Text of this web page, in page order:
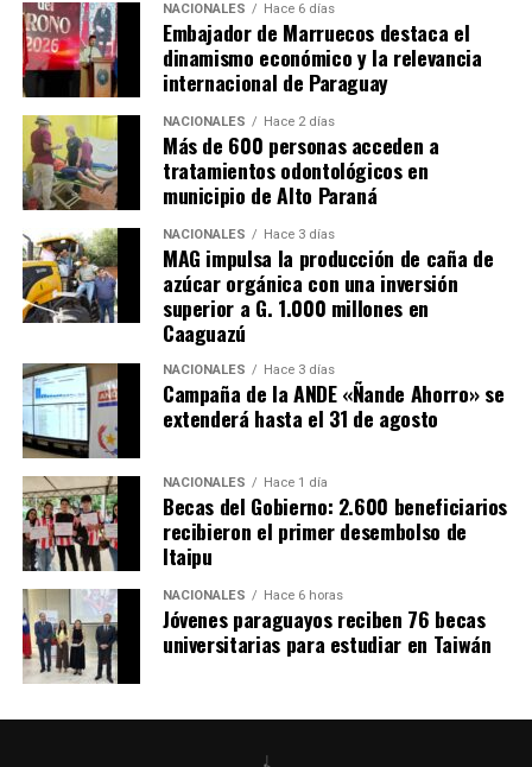
NACIONALES Hace 6 días
Embajador de Marruecos destaca el
dinamismo económico y la relevancia
internacional de Paraguay
NACIONALES Hace 2 días
Más de 600 personas acceden a
tratamientos odontológicos en
municipio de Alto Paraná
NACIONALES Hace 3 días
MAG impulsa la producción de caña de
azúcar orgánica con una inversión
superior a G. 1.000 millones en
Caaguazú
NACIONALES Hace 3 días
Campaña de la ANDE «Ñande Ahorro» se
extenderá hasta el 31 de agosto
NACIONALES Hace 1 día
Becas del Gobierno: 2.600 beneficiarios
recibieron el primer desembolso de
Itaipu
NACIONALES Hace 6 horas
Jóvenes paraguayos reciben 76 becas
universitarias para estudiar en Taiwán